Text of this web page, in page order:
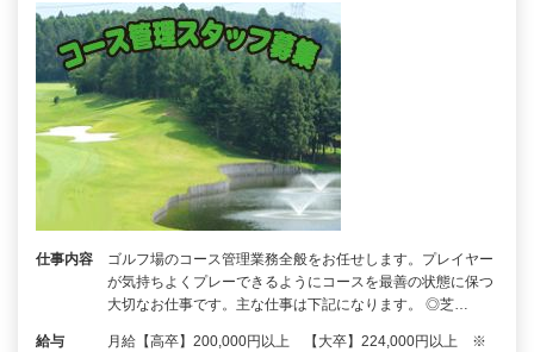
仕事内容
ゴルフ場のコース管理業務全般をお任せします。プレイヤー
が気持ちよくプレーできるようにコースを最善の状態に保つ
大切なお仕事です。主な仕事は下記になります。 ◎芝…
給与
月給【高卒】200,000円以上 【大卒】224,000円以上 ※